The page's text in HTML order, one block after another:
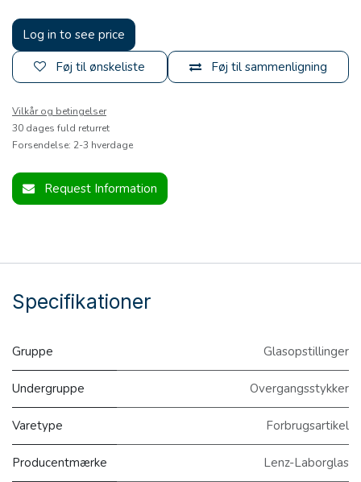
Log in to see price
Føj til sammenligning
Føj til ønskeliste
Vilkår og betingelser
30 dages fuld returret
Forsendelse: 2-3 hverdage
Request Information
Specifikationer
Gruppe Glasopstillinger
Undergruppe Overgangsstykker
Varetype Forbrugsartikel
Producentmærke Lenz-Laborglas